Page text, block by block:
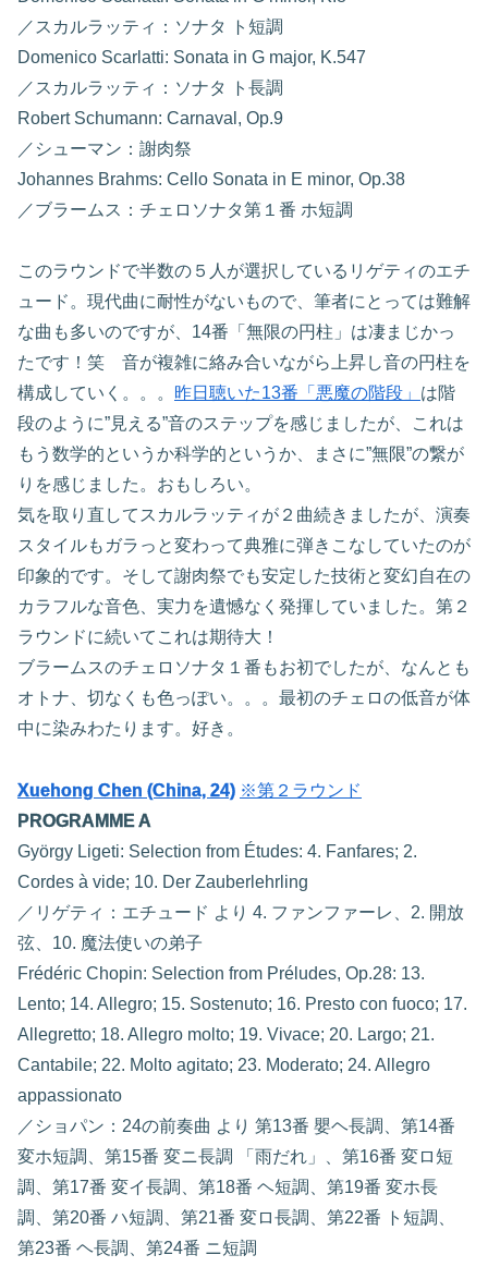
／スカルラッティ：ソナタ ト短調
Domenico Scarlatti: Sonata in G major, K.547
／スカルラッティ：ソナタ ト長調
Robert Schumann: Carnaval, Op.9
／シューマン：謝肉祭
Johannes Brahms: Cello Sonata in E minor, Op.38
／ブラームス：チェロソナタ第１番 ホ短調
このラウンドで半数の５人が選択しているリゲティのエチ
ュード。現代曲に耐性がないもので、筆者にとっては難解
な曲も多いのですが、14番「無限の円柱」は凄まじかっ
たです！笑 音が複雑に絡み合いながら上昇し音の円柱を
構成していく。。。 昨日聴いた13番「悪魔の階段」 は階
段のように”見える”音のステップを感じましたが、これは
もう数学的というか科学的というか、まさに”無限”の繋が
りを感じました。おもしろい。
気を取り直してスカルラッティが２曲続きましたが、演奏
スタイルもガラっと変わって典雅に弾きこなしていたのが
印象的です。そして謝肉祭でも安定した技術と変幻自在の
カラフルな音色、実力を遺憾なく発揮していました。第２
ラウンドに続いてこれは期待大！
ブラームスのチェロソナタ１番もお初でしたが、なんとも
オトナ、切なくも色っぽい。。。最初のチェロの低音が体
中に染みわたります。好き。
Xuehong Chen (China, 24) ※第２ラウンド
PROGRAMME A
György Ligeti: Selection from Études: 4. Fanfares; 2.
Cordes à vide; 10. Der Zauberlehrling
／リゲティ：エチュード より 4. ファンファーレ、2. 開放
弦、10. 魔法使いの弟子
Frédéric Chopin: Selection from Préludes, Op.28: 13.
Lento; 14. Allegro; 15. Sostenuto; 16. Presto con fuoco; 17.
Allegretto; 18. Allegro molto; 19. Vivace; 20. Largo; 21.
Cantabile; 22. Molto agitato; 23. Moderato; 24. Allegro
appassionato
／ショパン：24の前奏曲 より 第13番 嬰ヘ長調、第14番
変ホ短調、第15番 変ニ長調 「雨だれ」、第16番 変ロ短
調、第17番 変イ長調、第18番 ヘ短調、第19番 変ホ長
調、第20番 ハ短調、第21番 変ロ長調、第22番 ト短調、
第23番 ヘ長調、第24番 ニ短調